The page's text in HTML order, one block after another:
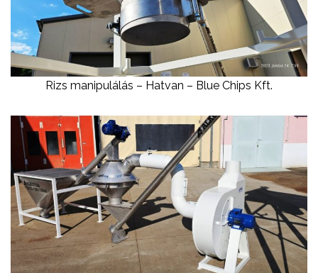
Rizs manipulálás – Hatvan – Blue Chips Kft.